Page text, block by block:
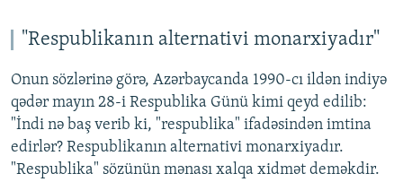
"Respublikanın alternativi monarxiyadır"
Onun sözlərinə görə, Azərbaycanda 1990-cı ildən indiyə
qədər mayın 28-i Respublika Günü kimi qeyd edilib:
"İndi nə baş verib ki, "respublika" ifadəsindən imtina
edirlər? Respublikanın alternativi monarxiyadır.
"Respublika" sözünün mənası xalqa xidmət deməkdir.